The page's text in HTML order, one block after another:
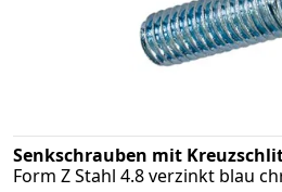
Senkschrauben mit
Form Z Stahl 4.8 verzinkt blau